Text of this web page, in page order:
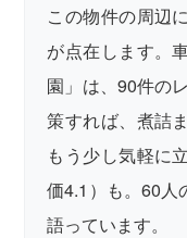
この物件の周辺
が点在します。
園」は、90件の
策すれば、煮詰
もう少し気軽に
価4.1）も。60人
語っています。